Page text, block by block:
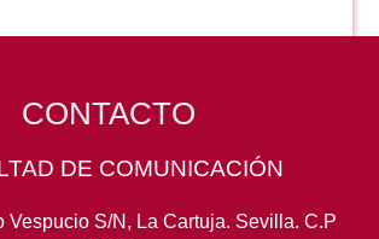
CONTACTO
DE COMUNICACIÓN
Vespucio S/N, La Cartuja. Sevilla. C.P